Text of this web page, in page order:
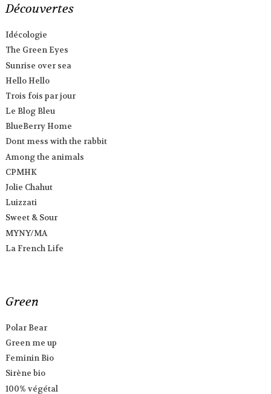
Découvertes
Idécologie
The Green Eyes
Sunrise over sea
Hello Hello
Trois fois par jour
Le Blog Bleu
BlueBerry Home
Dont mess with the rabbit
Among the animals
CPMHK
Jolie Chahut
Luizzati
Sweet & Sour
MYNY/MA
La French Life
Green
Polar Bear
Green me up
Feminin Bio
Sirène bio
100% végétal